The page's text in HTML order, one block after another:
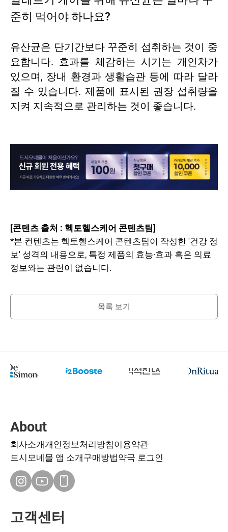
준히 먹어야 하나요?
유산균은 단기간보다 꾸준히 섭취하는 것이 중
요합니다. 효과를 체감하는 시기는 개인차가
있으며, 장내 환경과 생활습관 등에 따라 달라
질 수 있습니다. 제품에 표시된 권장 섭취량을
지켜 지속적으로 관리하는 것이 좋습니다.
[콘텐츠 출처 : 헥토헬스케어 콘텐츠팀]
*본 컨텐츠는 헥토헬스케어 콘텐츠팀이 작성한 '건강 정
보' 성격의 내용으로, 특정 제품의 효능·효과 혹은 의료
정보와는 관련이 없습니다.
목록 보기
About
회사소개개인정보처리방침이용약관
드시모네몰 앱 소개구매방법약국 로그인
고객센터